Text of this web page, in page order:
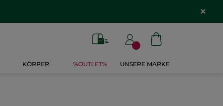
KÖRPER %OUTLET% UNSERE MARKE